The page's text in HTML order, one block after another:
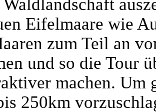
Eifelmaare wie
zum Teil an
und so die Tour
machen. Um
250km